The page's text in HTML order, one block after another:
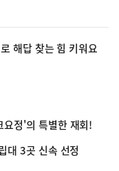
해답 찾는 힘 키워요
정'의 특별한 재회!
대 3곳 신속 선정